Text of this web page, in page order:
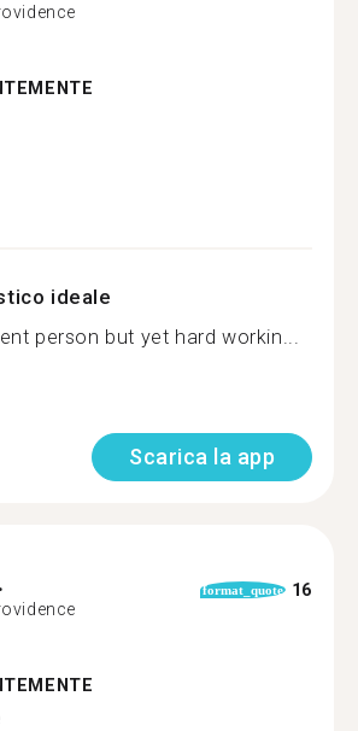
ideale
person but yet hard workin...
Scarica la app
format_quote 16